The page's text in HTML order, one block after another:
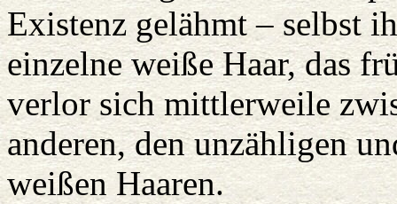
Existenz gelähmt – selbst
einzelne weiße Haar, das
verlor sich mittlerweile
anderen, den unzähligen
weißen Haaren.